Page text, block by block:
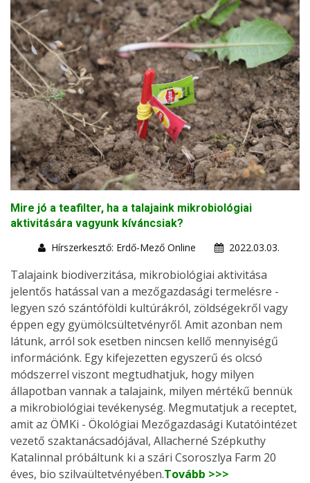
Mire jó a teafilter, ha a talajaink mikrobiológiai
aktivitására vagyunk kíváncsiak?
Hírszerkesztő: Erdő-Mező Online
2022.03.03.
Talajaink biodiverzitása, mikrobiológiai aktivitása
jelentős hatással van a mezőgazdasági termelésre -
legyen szó szántóföldi kultúrákról, zöldségekről vagy
éppen egy gyümölcsültetvényről. Amit azonban nem
látunk, arról sok esetben nincsen kellő mennyiségű
információnk. Egy kifejezetten egyszerű és olcsó
módszerrel viszont megtudhatjuk, hogy milyen
állapotban vannak a talajaink, milyen mértékű bennük
a mikrobiológiai tevékenység. Megmutatjuk a receptet,
amit az ÖMKi - Ökológiai Mezőgazdasági Kutatóintézet
vezető szaktanácsadójával, Allacherné Szépkuthy
Katalinnal próbáltunk ki a szári Csoroszlya Farm 20
éves, bio szilvaültetvényében.Tovább >>>